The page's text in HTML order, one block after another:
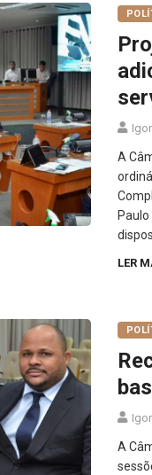
A
LER
A